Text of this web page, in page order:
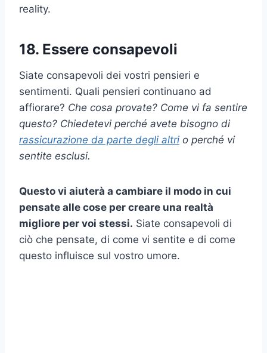
reality.
18. Essere consapevoli
Siate consapevoli dei vostri pensieri e
sentimenti. Quali pensieri continuano ad
affiorare? Che cosa provate? Come vi fa sentire
questo? Chiedetevi perché avete bisogno di
rassicurazione da parte degli altri o perché vi
sentite esclusi.
Questo vi aiuterà a cambiare il modo in cui
pensate alle cose per creare una realtà
migliore per voi stessi. Siate consapevoli di
ciò che pensate, di come vi sentite e di come
questo influisce sul vostro umore.